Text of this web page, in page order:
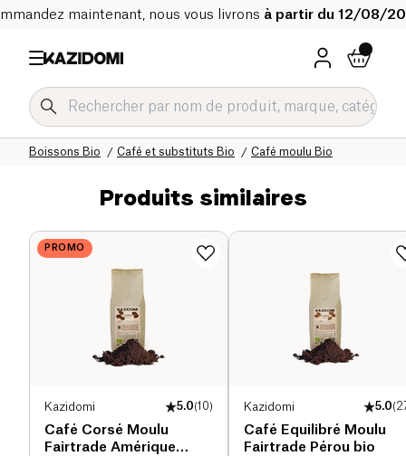
maintenant, nous vous livrons à partir du 12/08/
Café moulu Bio
Café et substituts Bio
Boissons Bio
Notre catalogue bio
Accueil
Produits similaires
PROMO
Kazidomi 5.0(10)
Café Corsé Moulu
Fairtrade Amérique
Kazidomi 5.0(
Café Equilibré Moulu
Fairtrade Pérou bio